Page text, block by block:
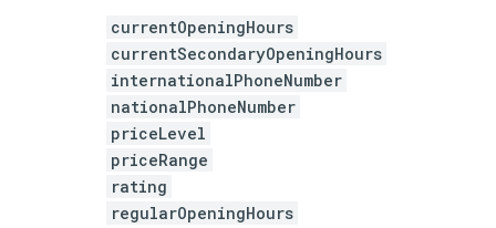
currentOpeningHours
currentSecondaryOpeningHours
internationalPhoneNumber
nationalPhoneNumber
priceLevel
priceRange
rating
regularOpeningHours